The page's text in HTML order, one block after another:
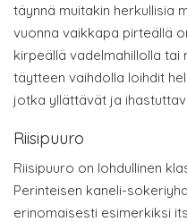
täynnä muitakin herkullisia
vuonna vaikkapa pirteällä
kirpeällä vadelmahillolla tai
täytteen vaihdolla loihdit
jotka yllättävät ja
Riisipuuro
Riisipuuro on lohdullinen
Perinteisen kaneli-
erinomaisesti esimerkiksi